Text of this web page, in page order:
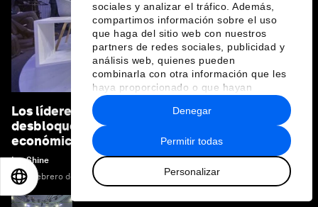
sociales y analizar el tráfico. Además,
compartimos información sobre el uso
que haga del sitio web con nuestros
partners de redes sociales, publicidad y
análisis web, quienes pueden
combinarla con otra información que les
haya proporcionado o que hayan
recopilado a partir del uso que haya
hecho de sus servicios.
Permitir todas
Personalizar
Denegar
Los líderes en Davos 2026 sobre cómo podemos
desbloquear nuevas fuentes de crecimiento
económico
Ian Shine
11 de febrero de 2026
EN